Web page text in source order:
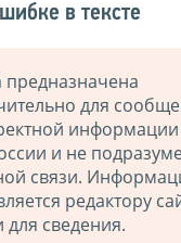
в тексте
для
информации
и не
связи.
редактору
для сведения.